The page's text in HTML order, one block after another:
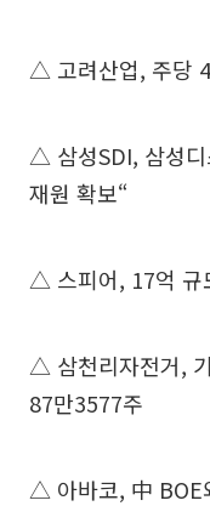
△ 고려산업, 주당
△ 삼성SDI, 삼성
재원 확보“
△ 스피어, 17억 규
△ 삼천리자전거,
87만3577주
△ 아바코, 中 BOE